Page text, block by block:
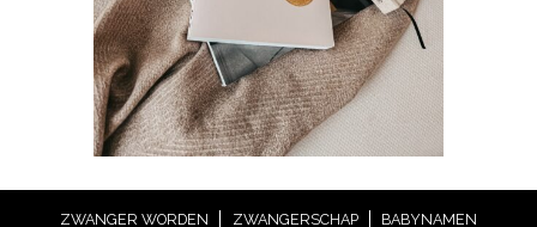
ZWANGER WORDEN ZWANGERSCHAP
BABYNAMEN